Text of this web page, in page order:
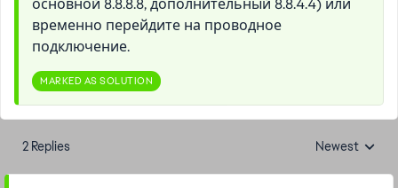
основной 8.8.8.8, дополнительный 8.8.4.4) или
временно перейдите на проводное
подключение.
MARKED AS SOLUTION
2 Replies Replies sorted
Newest